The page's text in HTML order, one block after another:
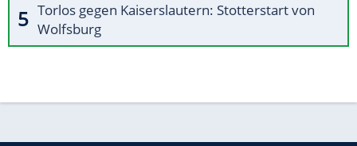
Torlos gegen Kaiserslautern: Stotterstart von
Wolfsburg